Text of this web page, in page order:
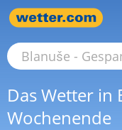
Das Wetter in
Wochenende